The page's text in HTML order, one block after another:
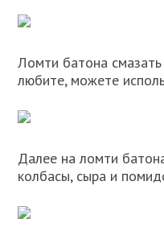
Ломти батона
любите, можете
Далее на ломти
колбасы, сыра и